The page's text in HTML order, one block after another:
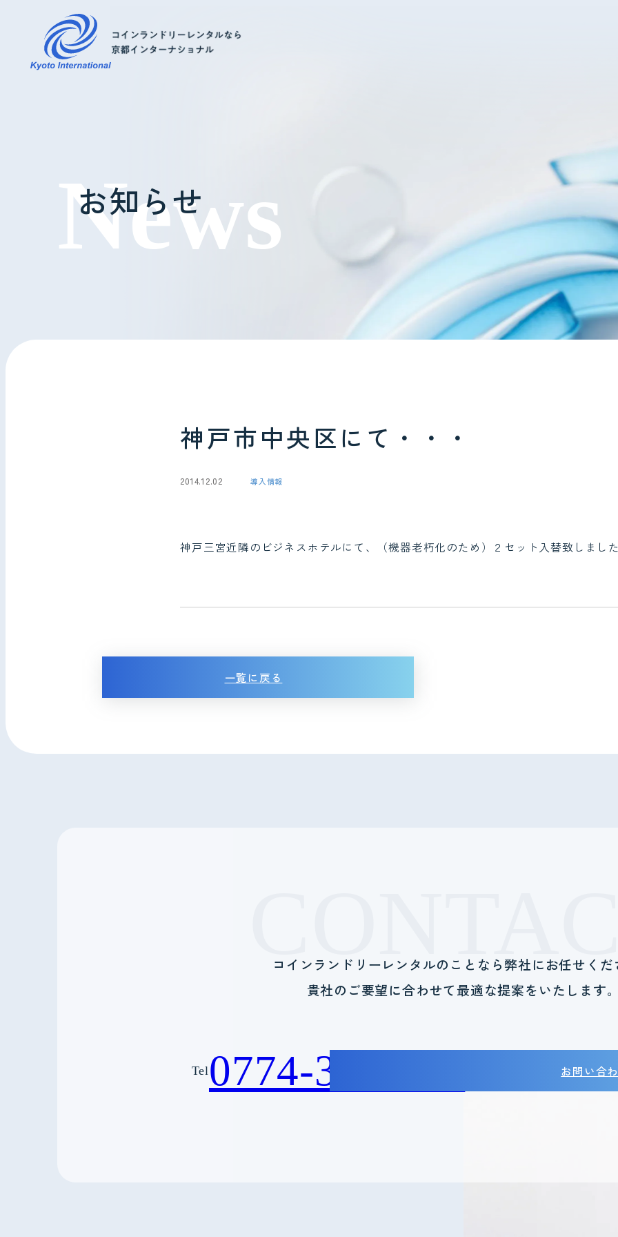
掃除・メンテナンス
会社情報
お知らせ
神戸市中央区にて・・・
2014.12.02 導入情報
神戸三宮近隣のビジネスホテルにて、（機器老朽化のため）２セット入替致しまし
一覧に戻る
コインランドリーレンタルのことなら弊社にお任せくだ
貴社のご要望に合わせて最適な提案をいたします
Tel 0774-38-2788 お問い合